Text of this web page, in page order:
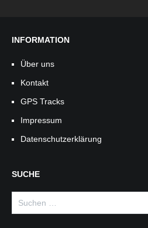
INFORMATION
Über uns
Kontakt
GPS Tracks
Impressum
Datenschutzerklärung
SUCHE
nach: